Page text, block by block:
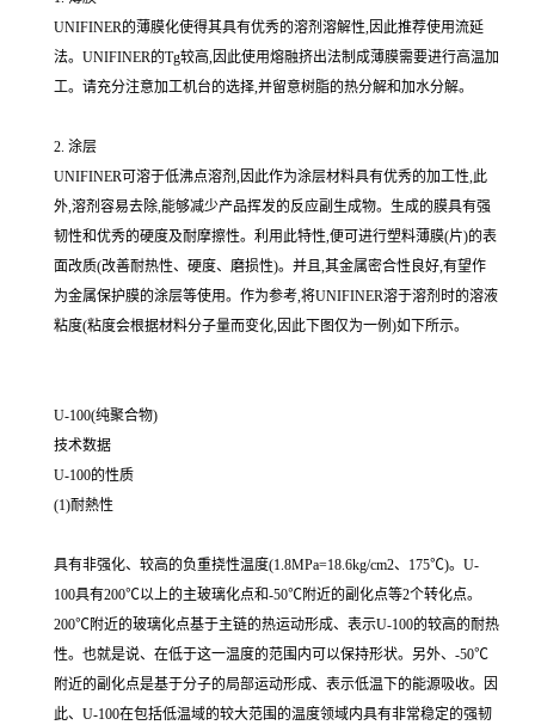
UNIFINER的薄膜化使得其具有优秀的溶剂溶解性,因此推荐使用流延
法。UNIFINER的Tg较高,因此使用熔融挤出法制成薄膜需要进行高温加
工。请充分注意加工机台的选择,并留意树脂的热分解和加水分解。
2. 涂层
UNIFINER可溶于低沸点溶剂,因此作为涂层材料具有优秀的加工性,此
外,溶剂容易去除,能够减少产品挥发的反应副生成物。生成的膜具有强
韧性和优秀的硬度及耐摩擦性。利用此特性,便可进行塑料薄膜(片)的表
面改质(改善耐热性、硬度、磨损性)。并且,其金属密合性良好,有望作
为金属保护膜的涂层等使用。作为参考,将UNIFINER溶于溶剂时的溶液
粘度(粘度会根据材料分子量而变化,因此下图仅为一例)如下所示。
U-100(纯聚合物)
技术数据
U-100的性质
(1)耐熱性
具有非强化、较高的负重挠性温度(1.8MPa=18.6kg/cm2、175℃)。U-
100具有200℃以上的主玻璃化点和-50℃附近的副化点等2个转化点。
200℃附近的玻璃化点基于主链的热运动形成、表示U-100的较高的耐热
性。也就是说、在低于这一温度的范围内可以保持形状。另外、-50℃
附近的副化点是基于分子的局部运动形成、表示低温下的能源吸收。因
此、U-100在包括低温域的较大范围的温度领域内具有非常稳定的强韧